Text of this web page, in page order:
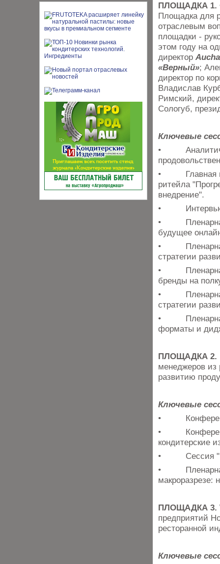
ПЛОЩАДКА 1.
Площадка для
отраслевым
площадки -
этом году на
директор
«Верный»;
директор по
Владислав
Римский,
Сологуб,
Ключевые
•
• Главная
ритейла
внедрение".
• Интервью
• Пленарная
будущее
• Пленарная
стратегии
• Пленарная
бренды на
• Пленарная
стратегии
• Пленарная
форматы и
ПЛОЩАДКА 2.
менеджеров из
развитию
Ключевые
•
•
кондитерские
• Сессия "Как
• Пленарная
ПЛОЩАДКА 3.
предприятий
ресторанной
Ключевые